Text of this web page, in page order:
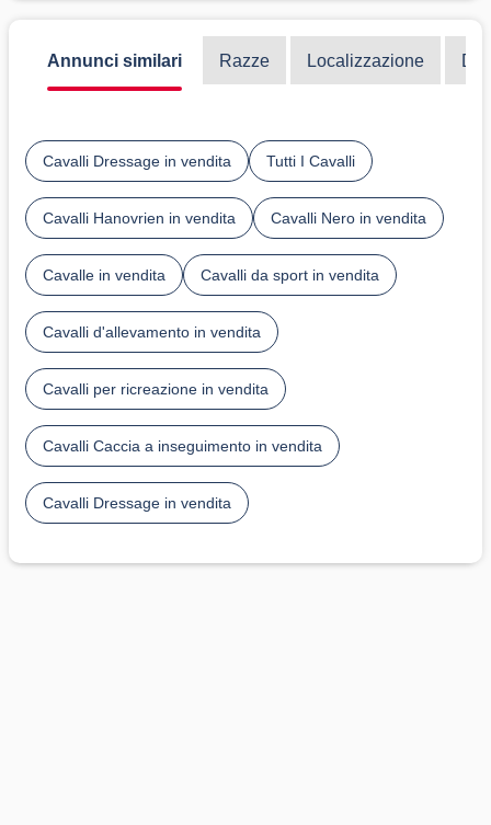
Annunci similari Razze Localizzazione
Cavalli Dressage in vendita Tutti I Cavalli
Cavalli Hanovrien in vendita Cavalli Nero in vendita
Cavalle in vendita Cavalli da sport in vendita
Cavalli d'allevamento in vendita
Cavalli per ricreazione in vendita
Cavalli Caccia a inseguimento in vendita
Cavalli Dressage in vendita